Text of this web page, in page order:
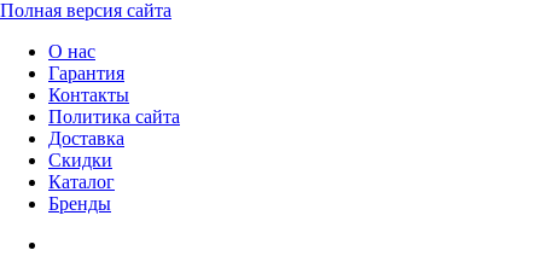
Полная версия сайта
О нас
Гарантия
Контакты
Политика сайта
Доставка
Скидки
Каталог
Бренды